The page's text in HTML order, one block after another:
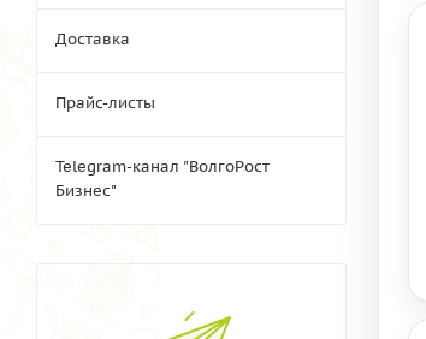
Доставка
Прайс-листы
Telegram-канал "ВолгоРост
Бизнес"